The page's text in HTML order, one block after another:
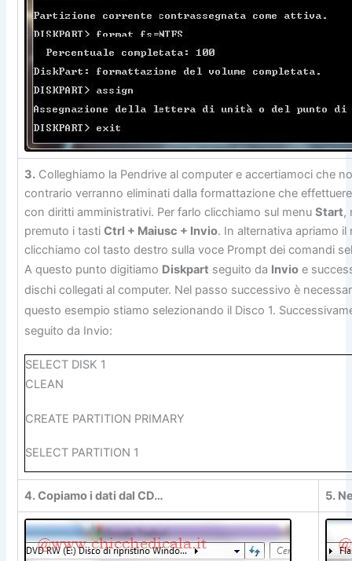
3. Colleghiamo la Pendrive al computer e accertiamoci che
contrario verranno eliminati dalla formattazione che
con diritti amministrativi. Per farlo clicchiamo sul menuStart,
premuto i tastiCtrl + Maiusc + Invio. In alternativa apriamo
clicchiamo col tasto destro sulla voce Prompt dei comandi
A questo punto digitiamo Diskpart seguito da Invio e
dischi collegati al computer. Nel passo successivo è
questo esempio stiamo selezionando il Disco 1.
seguito da Invio:
SELECT DISK 1
CLEAN
CREATE PARTITION PRIMARY
SELECT PARTITION 1
FORMAT FS = NTFS
(Il processo di formattazione può richiedere alcuni minuti)
4. Copiamo i dati dal CD… 5.